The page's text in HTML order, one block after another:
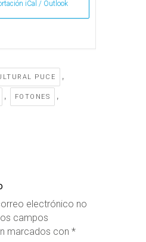
iCal / Outlook
PUCE ,
, FOTONES ,
electrónico no
campos
marcados con *